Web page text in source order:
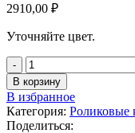
2910,00 ₽
Уточняйте цвет.
В корзину
В избранное
Категория: Роликовые
Поделиться: